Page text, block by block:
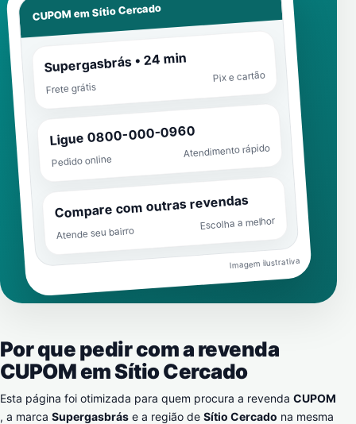
CUPOM emSítio Cercado
Supergasbrás • 24 min
Frete grátis
Pix e cartão
Ligue 0800-000-0960
Pedido online
Atendimento rápido
Compare com outras revendas
Atende seu bairro
Escolha a melhor
Imagem ilustrativa
Por que pedir com a revenda
CUPOM emSítio Cercado
Esta página foi otimizada para quem procura a revenda CUPOM
, a marca Supergasbrás e a região de Sítio Cercado na mesma